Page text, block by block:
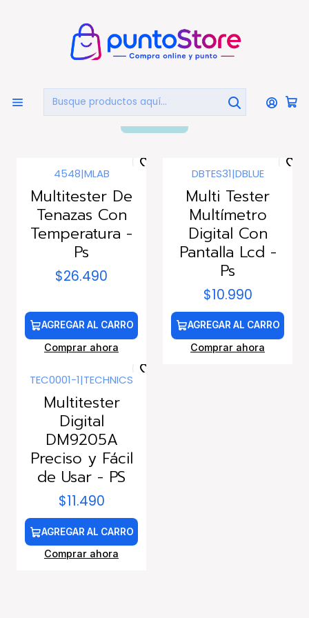
Inicio HERRAMIENTAS Multitesters
Multitesters
4548|MLAB
Multitester De
Tenazas Con
Temperatura -
Ps
$26.490
AGREGAR AL CARRO
Comprar ahora
DBTES31|DBLUE
Multi Tester
Multímetro
Digital Con
Pantalla Lcd -
Ps
$10.990
AGREGAR AL CARRO
Comprar ahora
TEC0001-1|TECHNICS
Multitester
Digital
DM9205A
Preciso y Fácil
de Usar - PS
$11.490
AGREGAR AL CARRO
Comprar ahora